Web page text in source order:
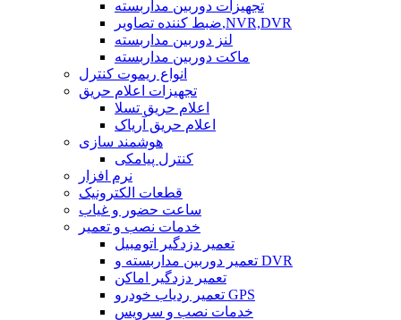
تجهیزات دوربین مداربسته
ضبط کننده تصاویر,NVR,DVR
لنز دوربین مداربسته
ماکت دوربین مداربسته
انواع ریموت کنترل
تجهیزات اعلام حریق
اعلام حریق تسلا
اعلام حریق آریاک
هوشمند سازی
کنترل پیامکی
نرم افزار
قطعات الکترونیک
ساعت حضور و غیاب
خدمات نصب و تعمیر
تعمیر دزدگیر اتومبیل
تعمیر دوربین مداربسته و DVR
تعمیر دزدگیر اماکن
تعمیر ردیاب خودرو GPS
خدمات نصب و سرویس